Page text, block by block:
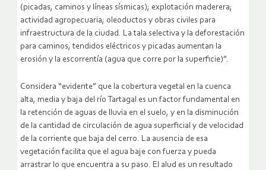
(picadas, caminos y líneas sísmicas); explotación maderera;
actividad agropecuaria; oleoductos y obras civiles para
infraestructura de la ciudad. La tala selectiva y la deforestación
para caminos, tendidos eléctricos y picadas aumentan la
erosión y la escorrentía (agua que corre por la superficie)”.
Considera “evidente” que la cobertura vegetal en la cuenca
alta, media y baja del río Tartagal es un factor fundamental en
la retención de aguas de lluvia en el suelo, y en la disminución
de la cantidad de circulación de agua superficial y de velocidad
de la corriente que baja del cerro. La ausencia de esa
vegetación facilita que el agua baje con fuerza y pueda
arrastrar lo que encuentra a su paso. El alud es un resultado